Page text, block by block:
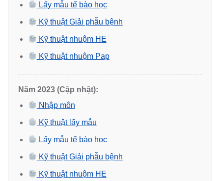
Lấy mẫu tế bào học
Kỹ thuật Giải phẫu bệnh
Kỹ thuật nhuộm HE
Kỹ thuật nhuộm Pap
Năm 2023 (Cập nhật):
Nhập môn
Kỹ thuật lấy mẫu
Lấy mẫu tế bào học
Kỹ thuật Giải phẫu bệnh
Kỹ thuật nhuộm HE